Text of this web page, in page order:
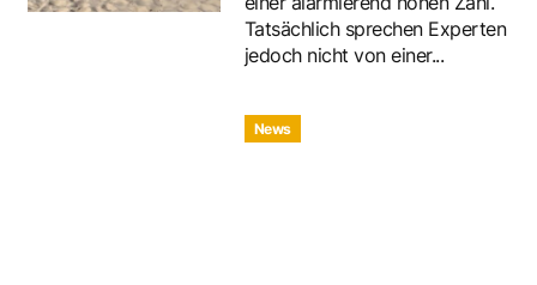
Tatsächlich sprechen Experten
jedoch nicht von einer...
News